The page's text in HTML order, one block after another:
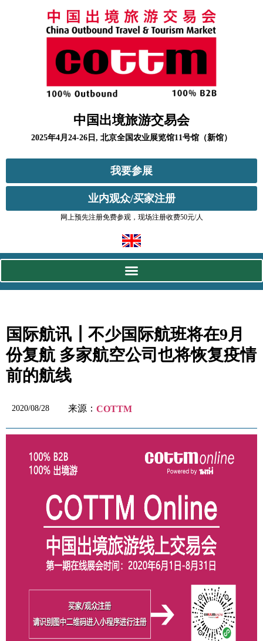
中国出境旅游交易会
2025年4月24-26日, 北京全国农业展览馆11号馆（新馆）
我要参展
业内观众/买家注册
网上预先注册免费参观，现场注册收费50元/人
国际航讯┃不少国际航班将在9月
份复航 多家航空公司也将恢复疫情
前的航线
2020/08/28 来源： COTTM